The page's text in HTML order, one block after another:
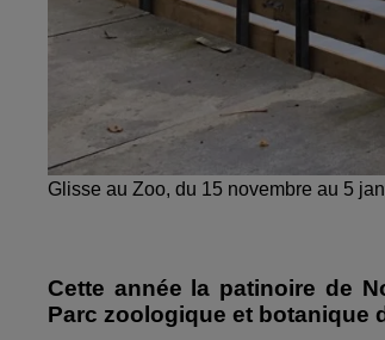
Glisse au Zoo, du 15 novembre au 5
Cette année la patinoire de
Parc zoologique et botanique